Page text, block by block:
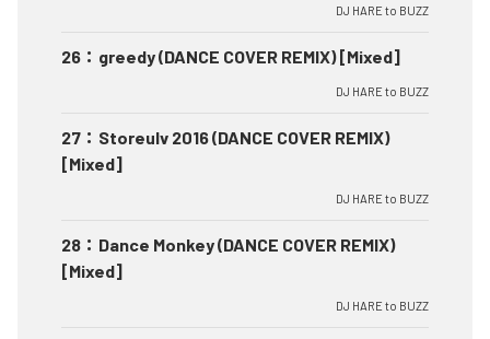
DJ HARE to BUZZ
26 ： greedy (DANCE COVER REMIX) [Mixed]
DJ HARE to BUZZ
27 ： Storeulv 2016 (DANCE COVER REMIX)
[Mixed]
DJ HARE to BUZZ
28 ： Dance Monkey (DANCE COVER REMIX)
[Mixed]
DJ HARE to BUZZ